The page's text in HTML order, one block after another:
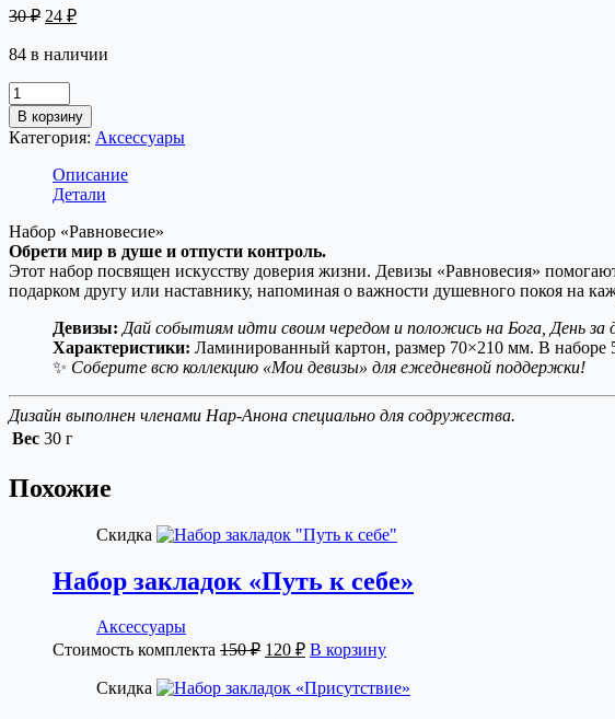
30₽ Первоначальная
составляла
24 ₽Текущая
24 ₽.
84 в наличии
Набор
закладок
«Равновесие»
quantity
В корзину
Категория: Аксессуары
Описание
Детали
Набор «Равновесие»
Обрети мир в душе и отпусти контроль.
Этот набор посвящен искусству доверия жизни. Девизы «Равновесия»
подарком другу или наставнику, напоминая о важности душевного покоя на
Девизы: Дай событиям идти своим чередом и положись на Бога, День
Характеристики: Ламинированный картон, размер 70×210 мм. В наборе
✨ Соберите всю коллекцию «Мои девизы» для ежедневной поддержки!
Дизайн выполнен членами Нар-Анона специально для содружества.
Вес 30 г
Похожие
Скидка
Набор закладок «Путь к себе»
Аксессуары
Стоимость комплекта 150₽ Первоначальная
составляла
120 ₽Текущая
цена:
120 ₽.
В корзину
Скидка